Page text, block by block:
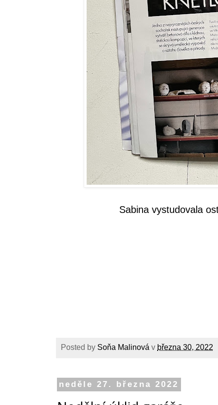
Sabina vystudovala
Posted by Soňa Malinová v března 30, 2022
neděle 27. března 2022